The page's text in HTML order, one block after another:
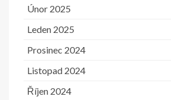
Únor 2025
Leden 2025
Prosinec 2024
Listopad 2024
Říjen 2024